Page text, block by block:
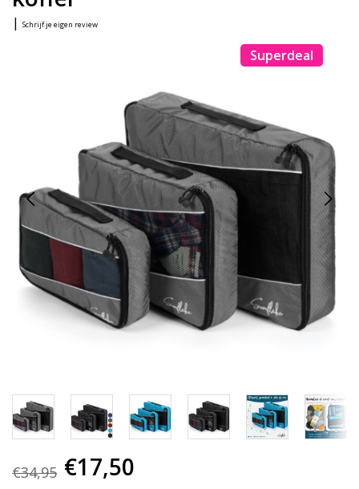
| Schrijf je eigen review
Superdeal
€34,95 €17,50